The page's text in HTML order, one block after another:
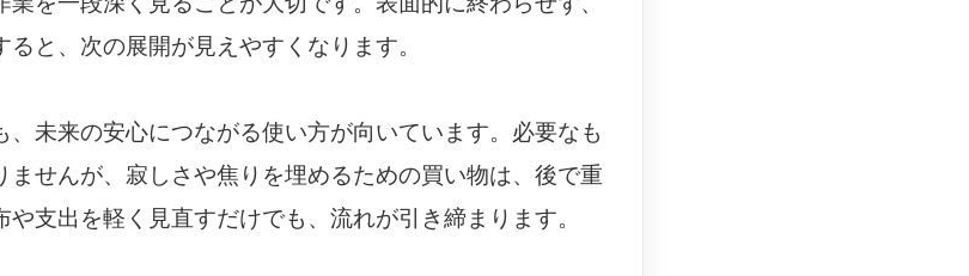
と、次の展開が見えやすくなります。
未来の安心につながる使い方が向いています。必要なも
ませんが、寂しさや焦りを埋めるための買い物は、後で重
や支出を軽く見直すだけでも、流れが引き締まります。